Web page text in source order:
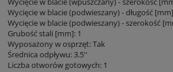
Wycięcie w blacie (podwieszany) - długość
Wycięcie w blacie (podwieszany) - szerokość
Grubość stali [mm]: 1
Wyposażony w osprzęt: Tak
Średnica odpływu: 3.5''
Liczba otworów gotowych: 1